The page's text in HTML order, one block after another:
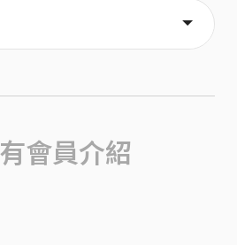
會員介紹